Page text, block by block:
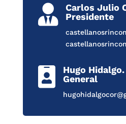

Carlos Julio
Presidente

Hugo
General